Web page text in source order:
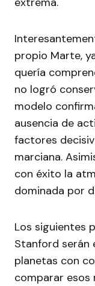
propio Marte,
quería
no logró
modelo
ausencia de
factores
marciana.
con éxito la
dominada por
Los siguientes
Stanford serán
planetas con
comparar